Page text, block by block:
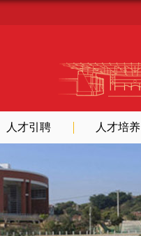
人才引聘 人才培养